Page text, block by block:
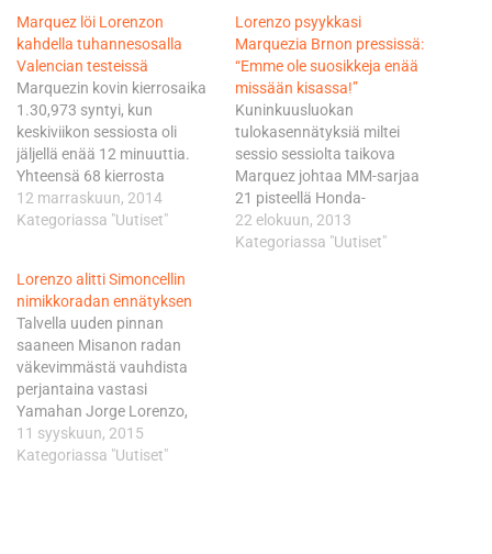
Marquez löi Lorenzon
kahdella tuhannesosalla
Valencian testeissä
Marquezin kovin kierrosaika
1.30,973 syntyi, kun
keskiviikon sessiosta oli
jäljellä enää 12 minuuttia.
Yhteensä 68 kierrosta
urakoinut Marquez alitti sillä
reilulla viidellä
GP:ssä viimeistelemänsä
rataennätyksen. Marquez oli
4005 metrin mittaisella
radalla loppujen lopulta silti
vain kaksi tuhannesosaa
Yamahan Jorge Lorenzoa
kiireisempi. Lorenzon paras
aika syntyi välittömästi…
12 marraskuun, 2014
Kategoriassa "Uutiset"
Lorenzo psyykkasi
Marquezia Brnon pressissä:
“Emme ole suosikkeja enää
missään kisassa!”
Kuninkuusluokan
tulokasennätyksiä miltei
sessio sessiolta taikova
Marquez johtaa MM-sarjaa
21 pisteellä Honda-
tallikaveriinsa Dani
Pedrosaan nähden.
22 elokuun, 2013
Kategoriassa "Uutiset"
Lorenzo alitti Simoncellin
nimikkoradan ennätyksen
Talvella uuden pinnan
saaneen Misanon radan
väkevimmästä vauhdista
perjantaina vastasi
Yamahan Jorge Lorenzo,
joka alitti kauden 13. MM-
osakilpailun toisessa
11 syyskuun, 2015
Kategoriassa "Uutiset"